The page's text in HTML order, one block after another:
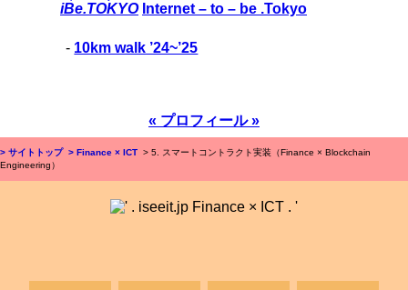
iBe.TOKYO Internet – to – be .Tokyo
- 10km walk ’24~’25
« プロフィール »
> サイトトップ > Finance × ICT > 5. スマートコントラクト実装（Finance × Blockchain
Engineering）